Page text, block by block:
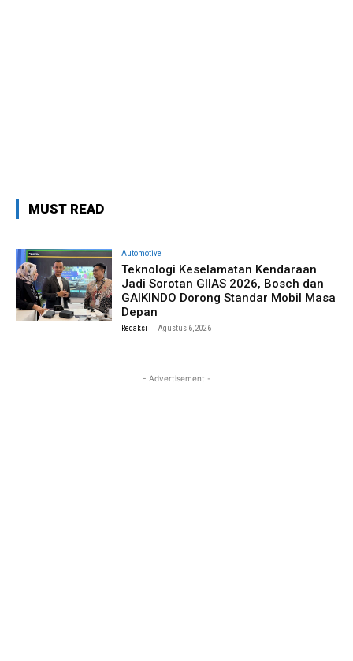
MUST READ
Automotive
Teknologi Keselamatan Kendaraan
Jadi Sorotan GIIAS 2026, Bosch dan
GAIKINDO Dorong Standar Mobil Masa
Depan
Redaksi - Agustus 6, 2026
- Advertisement -